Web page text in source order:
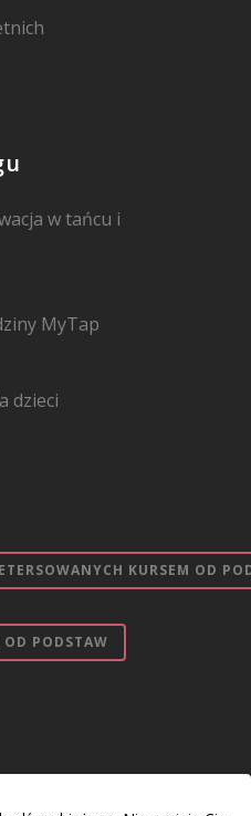
w tańcu i
MyTap
dzieci
KURSEM OD
PODSTAW